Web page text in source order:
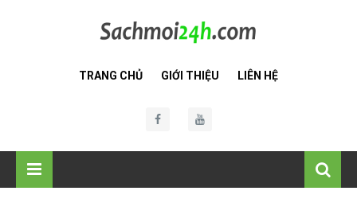
TRANG CHỦ GIỚI THIỆU LIÊN HỆ